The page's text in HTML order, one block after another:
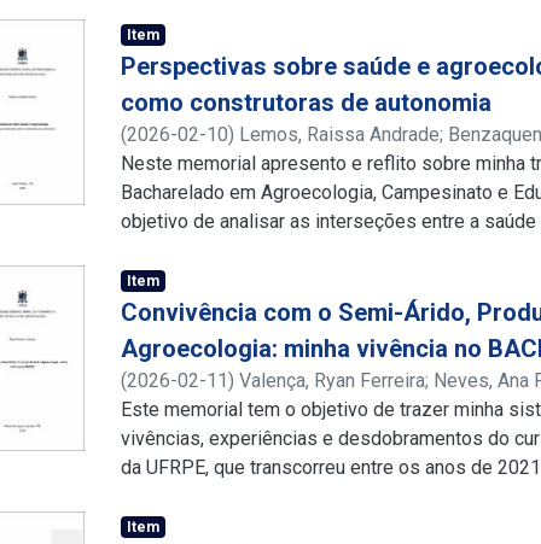
Item
Perspectivas sobre saúde e
como construtoras de autonomia
(2026-02-10) Lemos, Raissa Andrade;
http://lattes.cnpq.br/0325443406402140;http://
Neste memorial apresento e reflito sobre minha
Bacharelado em Agroecologia, Campesinato e
objetivo de analisar as interseções entre a
guiados por elementos botânicos que
bases da minha identidade. Inicio situando meu
raízes territoriais que sustentam meu caminhar.
política do cuidado a partir de vivências
saberes acadêmicos e populares para promover
de cura. A discussão central foca na Maconha
como uma ferramenta epistemológica de
farmacológico hegemônico. Analiso a relevância
regeneração ambiental dos solos contaminados.
Item
Convivência com o Semi-Árido,
Agroecologia: minha vivência no
(2026-02-11)Valença, Ryan Ferreira; Neves, Ana
http://lattes.cnpq.br/3337077935177352
Este memorial tem o objetivo de trazer minha
vivências, experiências e desdobramentos do
da UFRPE, que transcorreu entre os anos de
considerando as experiências de vida, antes,
Item